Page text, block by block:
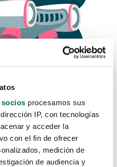
socios procesamos sus
IP, con tecnologías
y acceder la
con el fin de ofrecer
medición de
de audiencia y
como
hasta aquí.